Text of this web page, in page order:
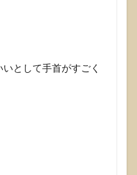
として手首がすごく